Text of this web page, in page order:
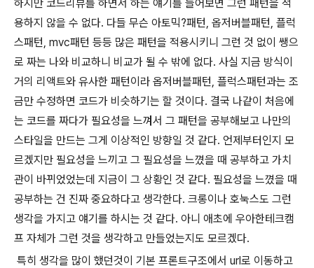
하지만 코드리뷰를 하면서 하는 얘기를 들어보면 그런 패턴을 적
용하지 않을 수 없다. 다들 무슨 아토믹?패턴, 옵저버블패턴, 플럭
스패턴, mvc패턴 등등 많은 패턴을 적용시키니 그런 것 없이 쌩으
로 짜는 나와 비교하니 비교가 될 수 밖에 없다. 사실 지금 방식이
거의 리액트와 유사한 패턴이라 옵저버블패턴, 플럭스패턴과는 조
금만 수정하면 코드가 비슷하기는 할 것이다. 결국 나같이 처음에
는 코드를 짜다가 필요성을 느껴서 그 패턴을 공부해보고 나만의
스타일을 만드는 그게 이상적인 방향일 것 같다. 언제부터인지 모
르겠지만 필요성을 느끼고 그 필요성을 느꼈을 때 공부하고 가치
관이 바뀌었었는데 지금이 그 상황인 것 같다. 필요성을 느꼈을 때
공부하는 건 진짜 중요하다고 생각한다. 크롱이나 호눅스도 그런
생각을 가지고 얘기를 하시는 것 같다. 아니 애초에 우아한테크캠
프 자체가 그런 것을 생각하고 만들었는지도 모르겠다.
특히 생각을 많이 했던것이 기본 프론트구조에서 url로 이동하고